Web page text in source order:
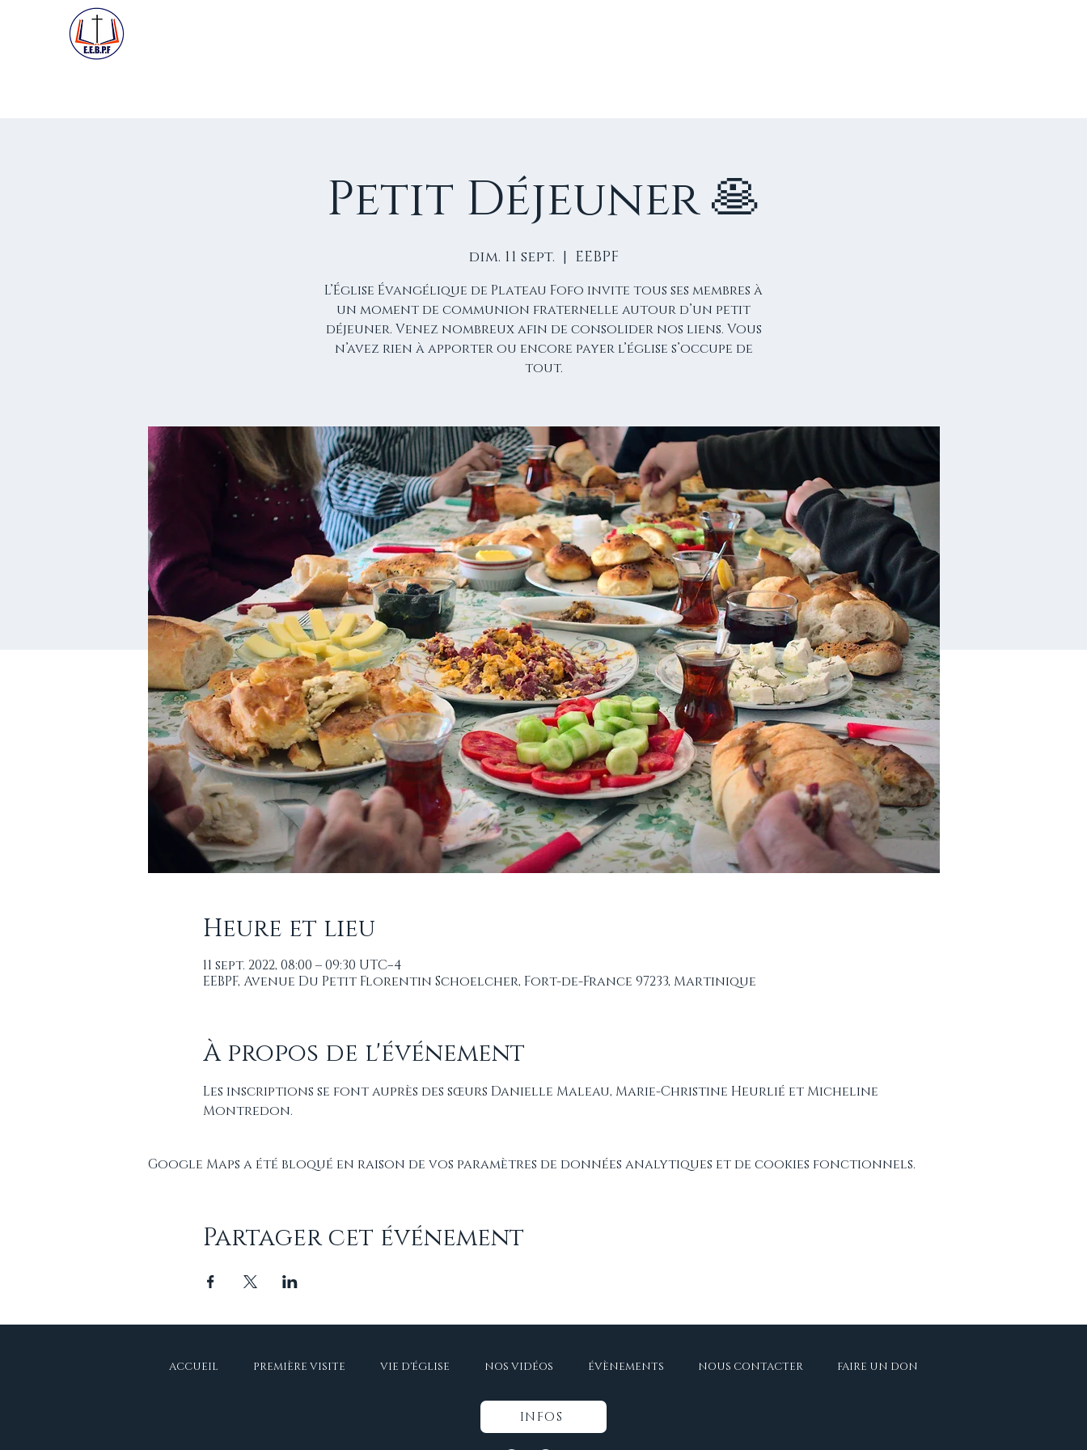
Petit Déjeuner 🥞
dim. 11 sept.
  |
EEBPF
L’Église Évangélique de Plateau Fofo invite tous ses membres à
un moment de communion fraternelle autour d’un petit
déjeuner. Venez nombreux afin de consolider nos liens. Vous
n’avez rien à apporter ou encore payer l’église s’occupe de
tout.
Heure et lieu
11 sept. 2022, 08:00 – 09:30 UTC−4
EEBPF, Avenue Du Petit Florentin Schoelcher, Fort-de-France 97233, Martinique
À propos de l'événement
Les inscriptions se font auprès des sœurs Danielle Maleau, Marie-Christine Heurlié et Micheline
Montredon.
Google Maps a été bloqué en raison de vos paramètres de données analytiques et de cookies fonctionnels.
Partager cet événement
ACCUEIL PREMIÈRE VISITE VIE D'ÉGLISE NOS VIDÉOS ÉVÈNEMENTS NOUS CONTACTER FAIRE UN DON
INFOS